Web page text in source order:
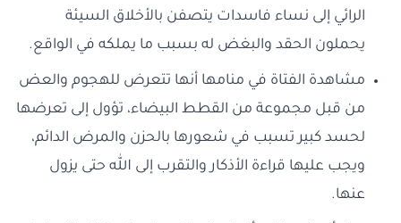
الرائي إلى نساء فاسدات يتصفن بالأخلاق السيئة
يحملون الحقد والبغض له بسبب ما يملكه في الواقع.
مشاهدة الفتاة في منامها أنها تتعرض للهجوم والعض
من قبل مجموعة من القطط البيضاء، تؤول إلى تعرضها
لحسد كبير تسبب في شعورها بالحزن والمرض الدائم،
ويجب عليها قراءة الأذكار والتقرب إلى الله حتى يزول
عنها.